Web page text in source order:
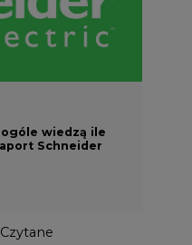
wiedzą ile
Schneider